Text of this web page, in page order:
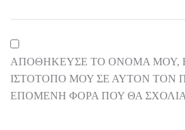
ΑΠΟΘΉΚΕΥΣΕ ΤΟ ΌΝΟΜΆ ΜΟΥ,
ΙΣΤΌΤΟΠΟ ΜΟΥ ΣΕ ΑΥΤΌΝ ΤΟΝ
ΕΠΌΜΕΝΗ ΦΟΡΆ ΠΟΥ ΘΑ